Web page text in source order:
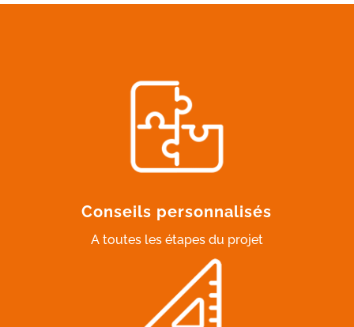
Conseils personnalisés
A toutes les étapes du projet